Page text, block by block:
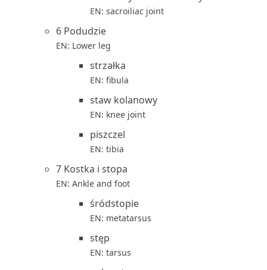
EN: sacroiliac joint
6 Podudzie
EN: Lower leg
strzałka
EN: fibula
staw kolanowy
EN: knee joint
piszczel
EN: tibia
7 Kostka i stopa
EN: Ankle and foot
śródstopie
EN: metatarsus
stęp
EN: tarsus